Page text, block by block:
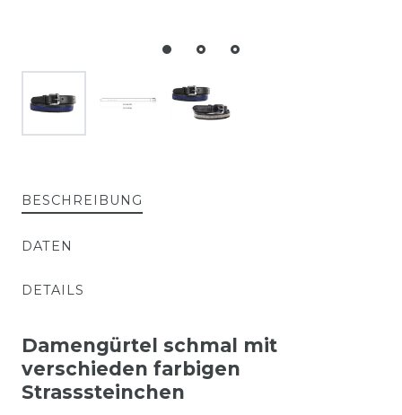
BESCHREIBUNG
DATEN
DETAILS
Damengürtel schmal mit
verschieden farbigen
Strasssteinchen